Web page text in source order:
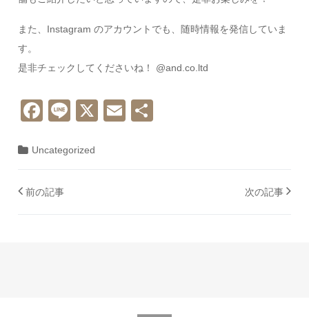
また、Instagram のアカウントでも、随時情報を発信していま
す。
是非チェックしてくださいね！ @and.co.ltd
Facebook
Line
X Email
Uncategorized
投稿ナビゲーション
前の記事 次の記事